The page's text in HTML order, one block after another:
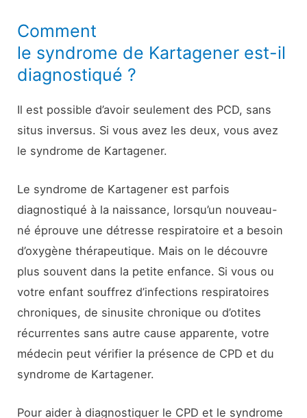
Comment
le syndrome de Kartagener est-il
diagnostiqué ?
Il est possible d’avoir seulement des PCD, sans
situs inversus. Si vous avez les deux, vous avez
le syndrome de Kartagener.
Le syndrome de Kartagener est parfois
diagnostiqué à la naissance, lorsqu’un nouveau-
né éprouve une détresse respiratoire et a besoin
d’oxygène thérapeutique. Mais on le découvre
plus souvent dans la petite enfance. Si vous ou
votre enfant souffrez d’infections respiratoires
chroniques, de sinusite chronique ou d’otites
récurrentes sans autre cause apparente, votre
médecin peut vérifier la présence de CPD et du
syndrome de Kartagener.
Pour aider à diagnostiquer le CPD et le syndrome